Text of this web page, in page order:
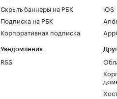
Скрыть баннеры на РБК
Подписка на РБК
Корпоративная подписка
Уведомления
RSS
iOS